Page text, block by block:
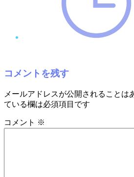
コメントを残す
メールアドレスが公開されることは
ている欄は必須項目です
コメント ※